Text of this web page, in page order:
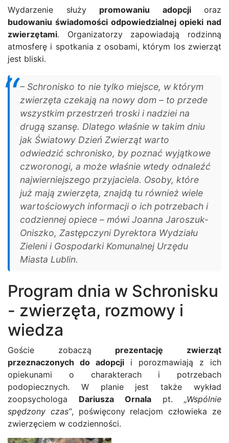
Wydarzenie służy promowaniu adopcjioraz
budowaniu świadomości odpowiedzialnej opieki nad
zwierzętami. Organizatorzy zapowiadają rodzinną
atmosferę i spotkania z osobami, którym los zwierząt
jest bliski.
– Schronisko to nie tylko miejsce, w którym
zwierzęta czekają na nowy dom – to przede
wszystkim przestrzeń troski i nadziei na
drugą szansę. Dlatego właśnie w takim dniu
jak Światowy Dzień Zwierząt warto
odwiedzić schronisko, by poznać wyjątkowe
czworonogi, a może właśnie wtedy odnaleźć
najwierniejszego przyjaciela. Osoby, które
już mają zwierzęta, znajdą tu również wiele
wartościowych informacji o ich potrzebach i
codziennej opiece – mówi Joanna Jaroszuk-
Oniszko, Zastępczyni Dyrektora Wydziału
Zieleni i Gospodarki Komunalnej Urzędu
Miasta Lublin.
Program dnia w Schronisku
- zwierzęta, rozmowy i
wiedza
Goście zobaczą prezentację zwierząt
przeznaczonych do adopcji i porozmawiają z ich
opiekunami o charakterach i potrzebach
podopiecznych. W planie jest także wykład
zoopsychologa Dariusza Ornala pt. „Wspólnie
spędzony czas”, poświęcony relacjom człowieka ze
zwierzęciem w codzienności.